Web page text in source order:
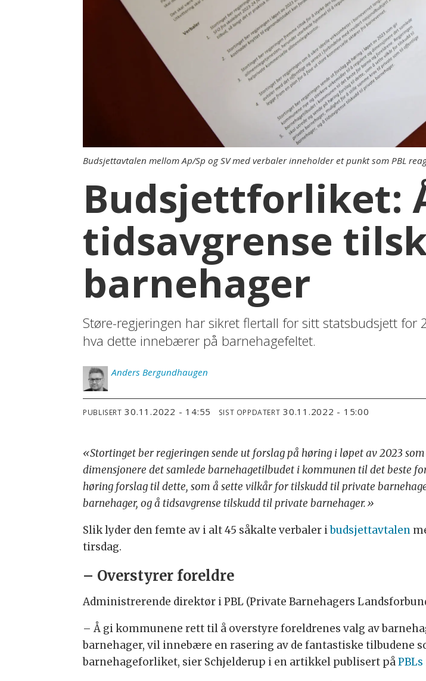
Budsjettavtalen mellom Ap/Sp og SV med verbaler inneholder et punkt som PBL
Budsjettforliket:
tidsavgrense
barnehager
Støre-regjeringen har sikret flertall for sitt statsbudsjett
hva dette innebærer på barnehagefeltet.
Anders Bergundhaugen
PUBLISERT 30.11.2022 - 14:55 SIST OPPDATERT 30.11.2022 - 15:00
«Stortinget ber regjeringen sende ut forslag på høring i løpet av 2023
dimensjonere det samlede barnehagetilbudet i kommunen til det beste
høring forslag til dette, som å sette vilkår for tilskudd til private
barnehager, og å tidsavgrense tilskudd til private barnehager.»
Slik lyder den femte av i alt 45 såkalte verbaler ibudsjettavtalen
tirsdag.
– Overstyrer foreldre
Administrerende direktør i PBL (Private Barnehagers
– Å gi kommunene rett til å overstyre foreldrenes valg av
barnehager, vil innebære en rasering av de fantastiske tilbudene
barnehageforliket, sier Schjelderup i en artikkel publisert på